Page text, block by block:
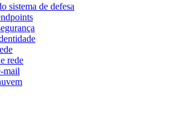
sistema de defesa
rede
mail